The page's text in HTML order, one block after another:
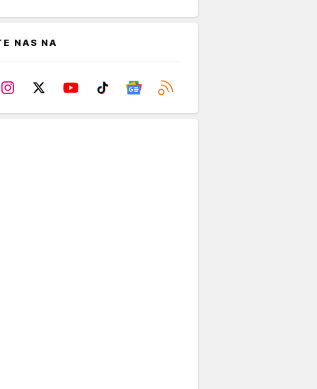
NAS NA